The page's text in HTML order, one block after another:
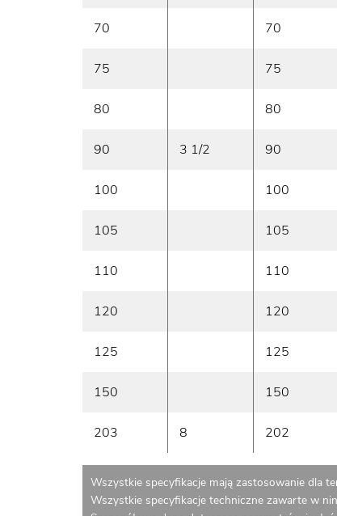
70 70
75 75
80 80
90 3 1/2 90
100 100
105 105
110 110
120 120
125 125
150 150
203 8 202
Wszystkie specyfikacje mają zastosowanie dla
Wszystkie specyfikacje techniczne zawarte w